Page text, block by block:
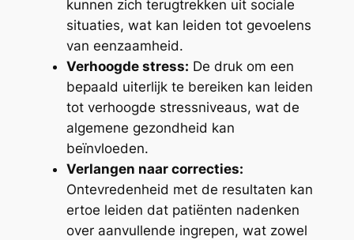
kunnen zich terugtrekken uit sociale
situaties, wat kan leiden tot gevoelens
van eenzaamheid.
Verhoogde stress: De druk om een
bepaald uiterlijk te bereiken kan leiden
tot verhoogde stressniveaus, wat de
algemene gezondheid kan
beïnvloeden.
Verlangen naar correcties:
Ontevredenheid met de resultaten kan
ertoe leiden dat patiënten nadenken
over aanvullende ingrepen, wat zowel